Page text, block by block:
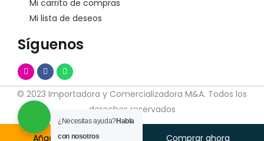
Añadir Al Carrito Comprar ahora
Mi carrito de compras
Mi lista de deseos
Síguenos
© 2023 Importadora y Comercializadora M&A. Todos los
derechos reservados
¿Necesitas ayuda?Habla
con nosotros